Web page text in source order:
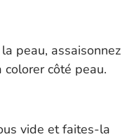
peau, assaisonnez
côté peau.
vide et faites-la